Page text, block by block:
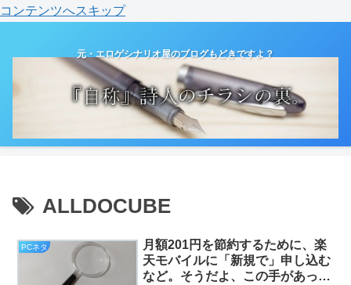
コンテンツへスキップ
元・エロゲシナリオ屋のブログもどきですよ？
ALLDOCUBE
PCネタ
月額201円を節約するために、楽
天モバイルに「新規で」申し込む
など。そうだよ、この手があっ